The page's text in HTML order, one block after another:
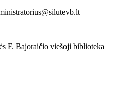
F. Bajoraičio viešoji biblioteka